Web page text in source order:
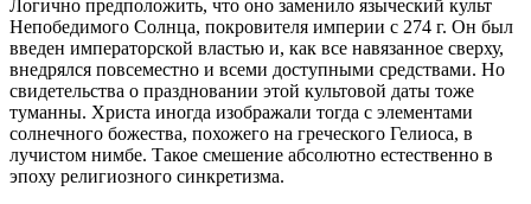
Логично предположить, что оно заменило языческий культ
Непобедимого Солнца, покровителя империи с 274 г. Он был
введен императорской властью и, как все навязанное сверху,
внедрялся повсеместно и всеми доступными средствами. Но
свидетельства о праздновании этой культовой даты тоже
туманны. Христа иногда изображали тогда с элементами
солнечного божества, похожего на греческого Гелиоса, в
лучистом нимбе. Такое смешение абсолютно естественно в
эпоху религиозного синкретизма.